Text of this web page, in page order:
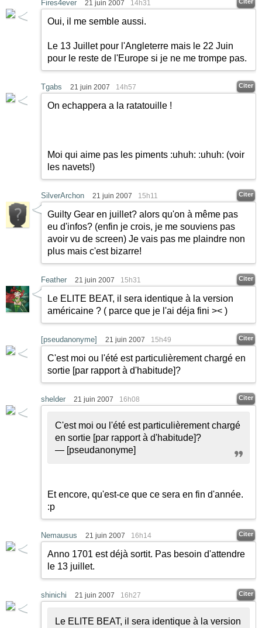
Fires4ever 21 juin 2007 14h31
Oui, il me semble aussi.
Le 13 Juillet pour l'Angleterre mais le 22 Juin
pour le reste de l'Europe si je ne me trompe pas.
Tgabs 21 juin 2007 14h57 Citer
On echappera a la ratatouille !
Moi qui aime pas les piments :uhuh: :uhuh: (voir
les navets!)
SilverArchon 21 juin 2007 15h11 Citer
Guilty Gear en juillet? alors qu'on à même pas
eu d'infos? (enfin je crois, je me souviens pas
avoir vu de screen) Je vais pas me plaindre non
plus mais c'est bizarre!
Feather 21 juin 2007 15h31 Citer
Le ELITE BEAT, il sera identique à la version
américaine ? ( parce que je l'ai déja fini >< )
[pseudanonyme] 21 juin 2007 15h49 Citer
C'est moi ou l'été est particulièrement chargé en
sortie [par rapport à d'habitude]?
shelder 21 juin 2007 16h08 Citer
C'est moi ou l'été est particulièrement chargé
en sortie [par rapport à d'habitude]?
— [pseudanonyme]
Et encore, qu'est-ce que ce sera en fin d'année.
:p
Nemausus 21 juin 2007 16h14 Citer
Anno 1701 est déjà sortit. Pas besoin d'attendre
le 13 juillet.
shinichi 21 juin 2007 16h27 Citer
Le ELITE BEAT, il sera identique à la version